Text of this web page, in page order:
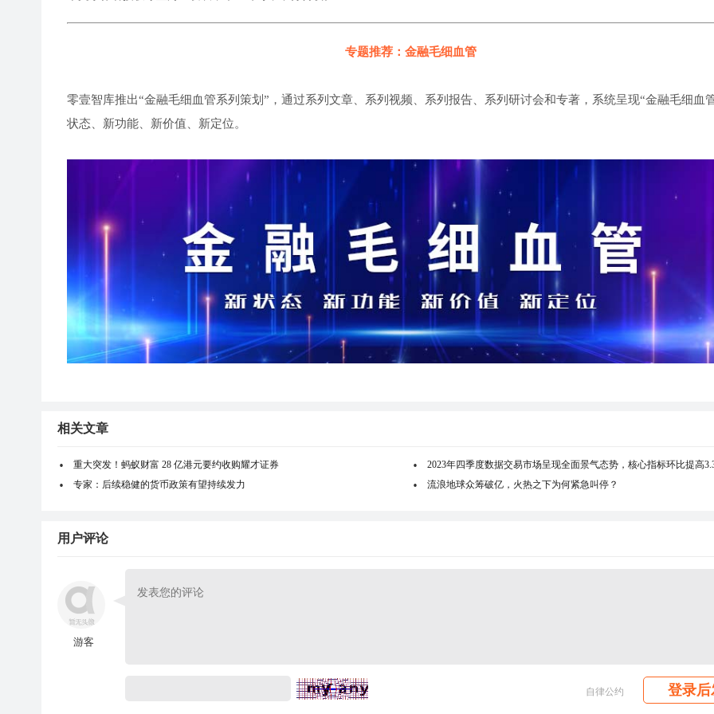
专题推荐：金融毛细血管
零壹智库推出“金融毛细血管系列策划”，通过系列文章、系列视频、系列报告、系列研讨会和专著，系统呈现“金融毛细血
状态、新功能、新价值、新定位。
相关文章
重大突发！蚂蚁财富 28 亿港元要约收购耀才证券
2023年四季度数据交易市场呈现全面景气态势，核心指标环比提高
专家：后续稳健的货币政策有望持续发力
流浪地球众筹破亿，火热之下为何紧急叫停？
用户评论
游客
自律公约 登录后